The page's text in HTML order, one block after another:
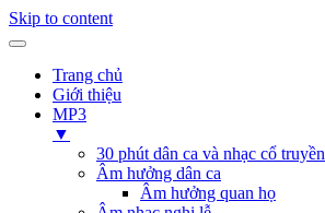
Skip to content
Trang chủ
Giới thiệu
MP3
▼
30 phút dân ca và nhạc cổ truyền
Âm hưởng dân ca
Âm hưởng quan họ